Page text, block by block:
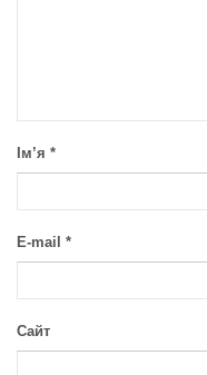
Ім’я *
E-mail *
Сайт